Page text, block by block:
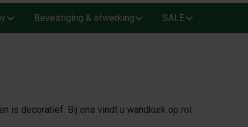
Bevestiging & afwerking SALE
is decoratief. Bij ons vindt u wandkurk op rol